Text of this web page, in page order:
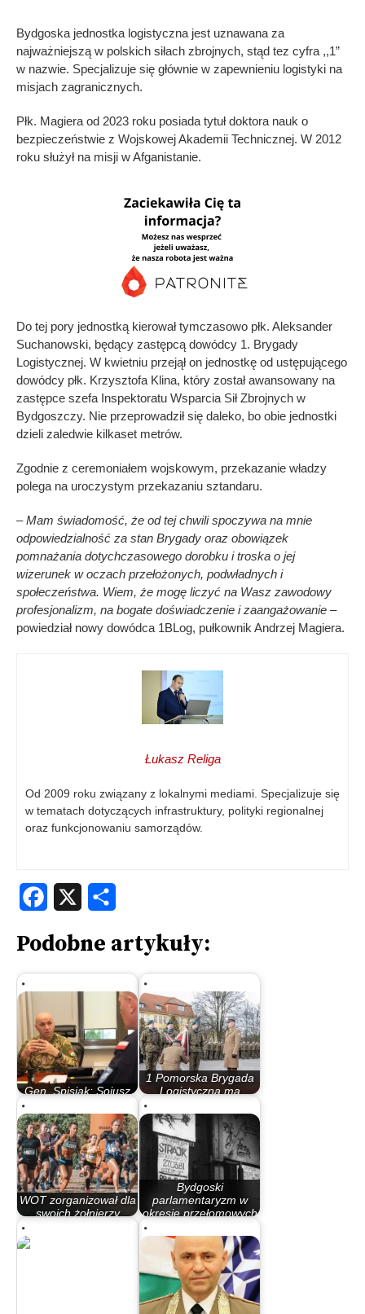
Bydgoska jednostka logistyczna jest uznawana za
najważniejszą w polskich siłach zbrojnych, stąd tez cyfra ,,1”
w nazwie. Specjalizuje się głównie w zapewnieniu logistyki na
misjach zagranicznych.
Płk. Magiera od 2023 roku posiada tytuł doktora nauk o
bezpieczeństwie z Wojskowej Akademii Technicznej. W 2012
roku służył na misji w Afganistanie.
Do tej pory jednostką kierował tymczasowo płk. Aleksander
Suchanowski, będący zastępcą dowódcy 1. Brygady
Logistycznej. W kwietniu przejął on jednostkę od ustępującego
dowódcy płk. Krzysztofa Klina, który został awansowany na
zastępce szefa Inspektoratu Wsparcia Sił Zbrojnych w
Bydgoszczy. Nie przeprowadził się daleko, bo obie jednostki
dzieli zaledwie kilkaset metrów.
Zgodnie z ceremoniałem wojskowym, przekazanie władzy
polega na uroczystym przekazaniu sztandaru.
– Mam świadomość, że od tej chwili spoczywa na mnie
odpowiedzialność za stan Brygady oraz obowiązek
pomnażania dotychczasowego dorobku i troska o jej
wizerunek w oczach przełożonych, podwładnych i
społeczeństwa. Wiem, że mogę liczyć na Wasz zawodowy
profesjonalizm, na bogate doświadczenie i zaangażowanie –
powiedział nowy dowódca 1BLog, pułkownik Andrzej Magiera.
Łukasz Religa
Od 2009 roku związany z lokalnymi mediami. Specjalizuje się
w tematach dotyczących infrastruktury, polityki regionalnej
oraz funkcjonowaniu samorządów.
Facebook
Podobne artykuły:
Gen. Spisjak: Sojusz
cały czas się zmienia
1 Pomorska Brygada
Logistyczna ma
WOT zorganizował dla
swoich żołnierzy
Bydgoski
parlamentaryzm w
okresie przełomowych